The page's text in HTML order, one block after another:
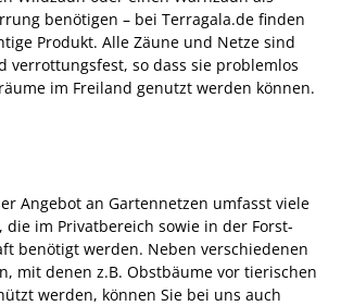
benötigen – bei Terragala.de finden
Produkt. Alle Zäune und Netze sind
verrottungsfest, so dass sie problemlos
im Freiland genutzt werden können.
Angebot an Gartennetzen umfasst viele
die im Privatbereich sowie in der Forst-
benötigt werden. Neben verschiedenen
mit denen z.B. Obstbäume vor tierischen
werden, können Sie bei uns auch